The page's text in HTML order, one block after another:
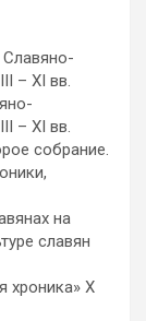
– XI вв.
– XI вв.
собрание.
на
славян
хроника» Х